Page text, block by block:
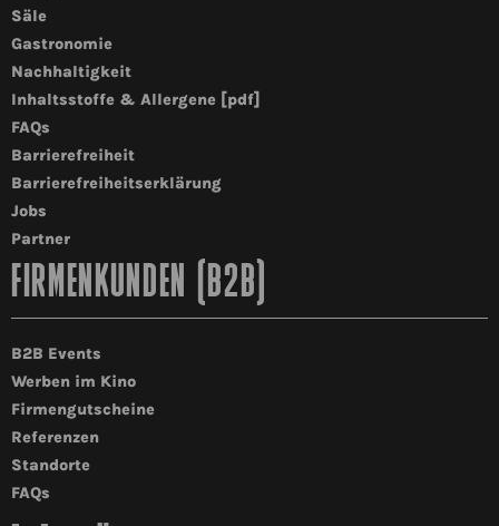
Säle
Gastronomie
Nachhaltigkeit
Inhaltsstoffe & Allergene [pdf]
FAQs
Barrierefreiheit
Barrierefreiheitserklärung
Jobs
Partner
FIRMENKUNDEN (B2B)
B2B Events
Werben im Kino
Firmengutscheine
Referenzen
Standorte
FAQs